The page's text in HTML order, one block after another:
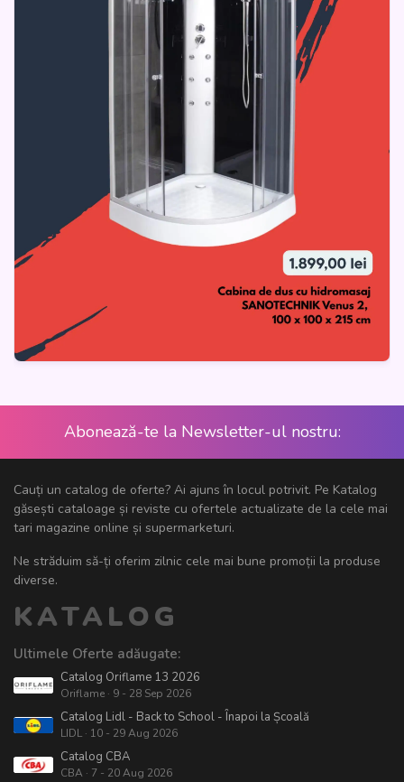
Abonează-te la Newsletter-ul nostru:
Cauți un catalog de oferte? Ai ajuns în locul potrivit. Pe Katalog
găsești cataloage și reviste cu ofertele actualizate de la cele mai
tari magazine online și supermarketuri.
Ne străduim să-ți oferim zilnic cele mai bune promoții la produse
diverse.
KATALOG
Ultimele Oferte adăugate:
Catalog Oriflame 13 2026
Oriflame · 9 - 28 Sep 2026
Catalog Lidl - Back to School - Înapoi la Școală
LIDL · 10 - 29 Aug 2026
Catalog CBA
CBA · 7 - 20 Aug 2026